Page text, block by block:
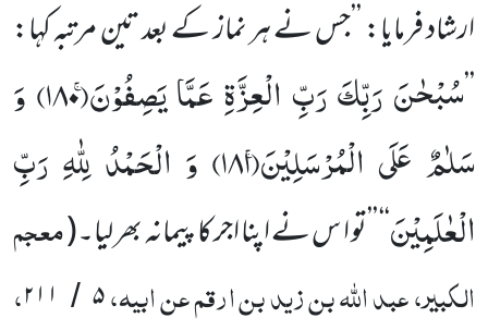
ارشاد فرمایا: ’’جسنے ہر نماز کے بعد تین مرتبہ کہا:
’’سُبْحٰنَ رَبِّكَ رَبِّ الْعِزَّةِ عَمَّا یَصِفُوْنَۚ(۱۸۰) وَ
سَلٰمٌ عَلَى الْمُرْسَلِیْنَۚ(۱۸۱) وَ الْحَمْدُ لِلّٰهِ رَبِّ
الْعٰلَمِیْنَ‘‘’’تو ا س نے اپنا اجر کا پیمانہ بھر لیا۔(معجم
الکبیر، عبد اللّٰہ بن زید بن ارقم عن ابیہ،۵ / ۲۱۱،